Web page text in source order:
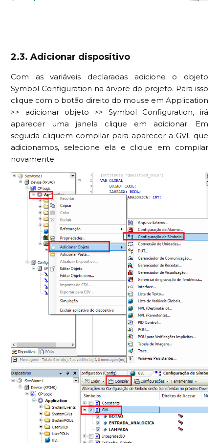
2.3. Adicionar dispositivo
Com as variáveis declaradas adicione o objeto
Symbol Configuration na árvore do projeto. Para isso
clique com o botão direito do mouse em Application
>> adicionar objeto >> Symbol Configuration, irá
aparecer uma janela clique em adicionar. Em
seguida cliquem compilar para aparecer a GVL que
adicionamos, selecione ela e clique em compilar
novamente